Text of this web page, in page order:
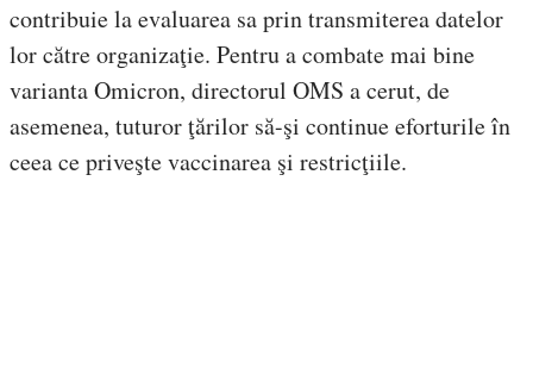
contribuie la evaluarea sa prin transmiterea datelor
lor către organizaţie. Pentru a combate mai bine
varianta Omicron, directorul OMS a cerut, de
asemenea, tuturor ţărilor să-şi continue eforturile în
ceea ce priveşte vaccinarea şi restricţiile.